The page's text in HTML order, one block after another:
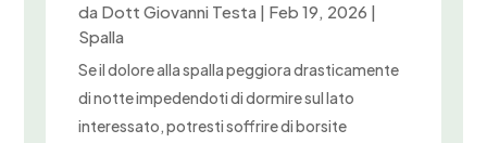
da Dott Giovanni Testa | Feb 19, 2026 |
Spalla
Se il dolore alla spalla peggiora drasticamente
di notte impedendoti di dormire sul lato
interessato, potresti soffrire di borsite